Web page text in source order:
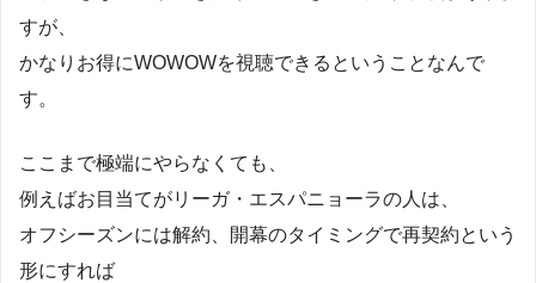
すが、
かなりお得にWOWOWを視聴できるということなんで
す。
ここまで極端にやらなくても、
例えばお目当てがリーガ・エスパニョーラの人は、
オフシーズンには解約、開幕のタイミングで再契約という
形にすれば